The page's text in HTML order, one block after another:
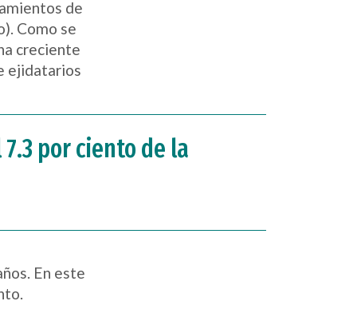
de
Como se
creciente
ejidatarios
por ciento de la
En este